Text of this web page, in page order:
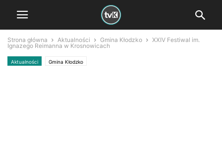
Strona główna Aktualności Gmina Kłodzko
XXIV Festiwal im.
Ignazego Reimanna w Krosnowicach
Aktualności Gmina Kłodzko